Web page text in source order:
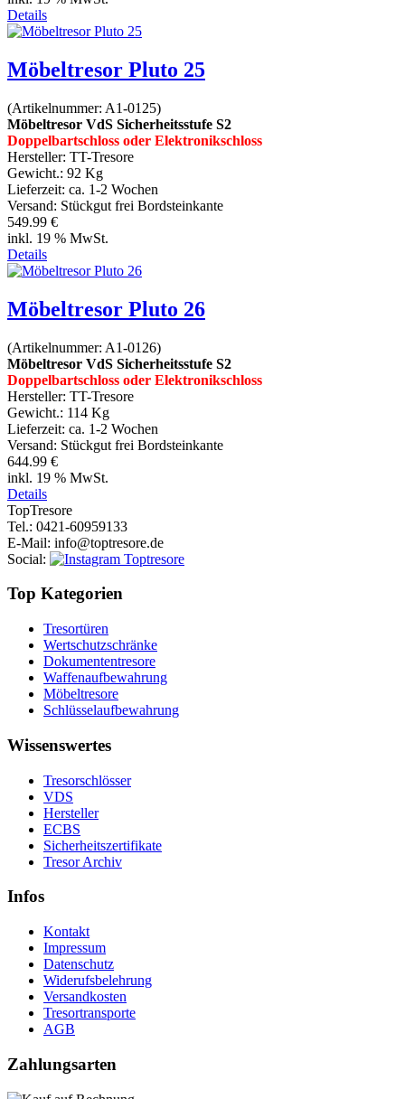
Details
Möbeltresor Pluto 25
(Artikelnummer: A1-0125)
Möbeltresor VdS Sicherheitsstufe S2
Doppelbartschloss oder Elektronikschloss
Hersteller: TT-Tresore
Gewicht.: 92 Kg
Lieferzeit: ca. 1-2 Wochen
Versand: Stückgut frei Bordsteinkante
549.99 €
inkl. 19 % MwSt.
Details
Möbeltresor Pluto 26
(Artikelnummer: A1-0126)
Möbeltresor VdS Sicherheitsstufe S2
Doppelbartschloss oder Elektronikschloss
Hersteller: TT-Tresore
Gewicht.: 114 Kg
Lieferzeit: ca. 1-2 Wochen
Versand: Stückgut frei Bordsteinkante
644.99 €
inkl. 19 % MwSt.
Details
TopTresore
Tel.: 0421-60959133
E-Mail: info@toptresore.de
Social:
Top Kategorien
Tresortüren
Wertschutzschränke
Dokumententresore
Waffenaufbewahrung
Möbeltresore
Schlüsselaufbewahrung
Wissenswertes
Tresorschlösser
VDS
Hersteller
ECBS
Sicherheitszertifikate
Tresor Archiv
Infos
Kontakt
Impressum
Datenschutz
Widerufsbelehrung
Versandkosten
Tresortransporte
AGB
Zahlungsarten